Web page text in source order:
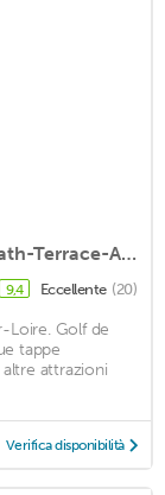
Apartment-Apartment-Ensuite with Bath-Terrace-Appartement de plein pied
9,4 Eccellente (20)
Loire. Golf de
tappe
attrazioni
Verifica disponibilità